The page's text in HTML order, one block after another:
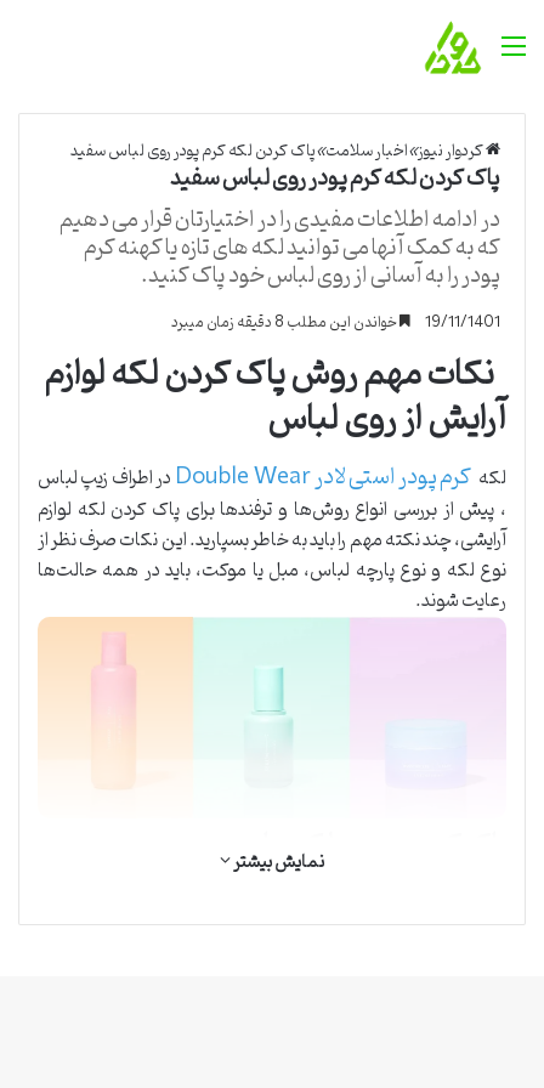
منو
کردوار نیوز»اخبار سلامت»پاک کردن لکه کرم پودر روی لباس سفید
پاک کردن لکه کرم پودر روی لباس سفید
در ادامه اطلاعات مفیدی را در اختیارتان قرار می دهیم
که به کمک آنها می توانید لکه های تازه یا کهنه کرم
پودر را به آسانی از روی لباس خود پاک کنید.
19/11/1401 خواندن این مطلب 8 دقیقه زمان میبرد
نکات مهم روش پاک کردن لکه لوازم
آرایش از روی لباس
لکه کرم پودر استی لادر Double Wear
در اطراف زیپ لباس
، پیش از بررسی انواع روش‌ها و ترفندها برای پاک کردن لکه لوازم
آرایشی، چند نکته مهم را باید به خاطر بسپارید. این نکات صرف نظر از
نوع لکه و نوع پارچه لباس، مبل یا موکت، باید در همه حالت‌ها
رعایت شوند.
پاک کردن سریع لکه ها
نکنید که به‌سرعت برای پاک‌کردن لکه‌ها اقدام کنید. لکه‌های تازه،
نمایش بیشتر